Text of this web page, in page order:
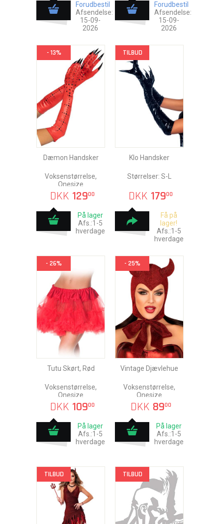
Forudbestil
Afsendelse:
15-09-
2026
Forudbestil
Afsendelse:
15-09-
2026
- 13%
Dæmon Handsker
Voksenstørrelse,
Onesize
DKK 12900
På lager
Afs.:1-5
hverdage
TILBUD
Klo Handsker
Størrelser: S-L
DKK 17900
Få på
lager!
Afs.:1-5
hverdage
- 26%
Tutu Skørt, Rød
Voksenstørrelse,
Onesize
DKK 10900
På lager
Afs.:1-5
hverdage
- 25%
Vintage Djævlehue
Voksenstørrelse,
Onesize
DKK 8900
På lager
Afs.:1-5
hverdage
TILBUD TILBUD